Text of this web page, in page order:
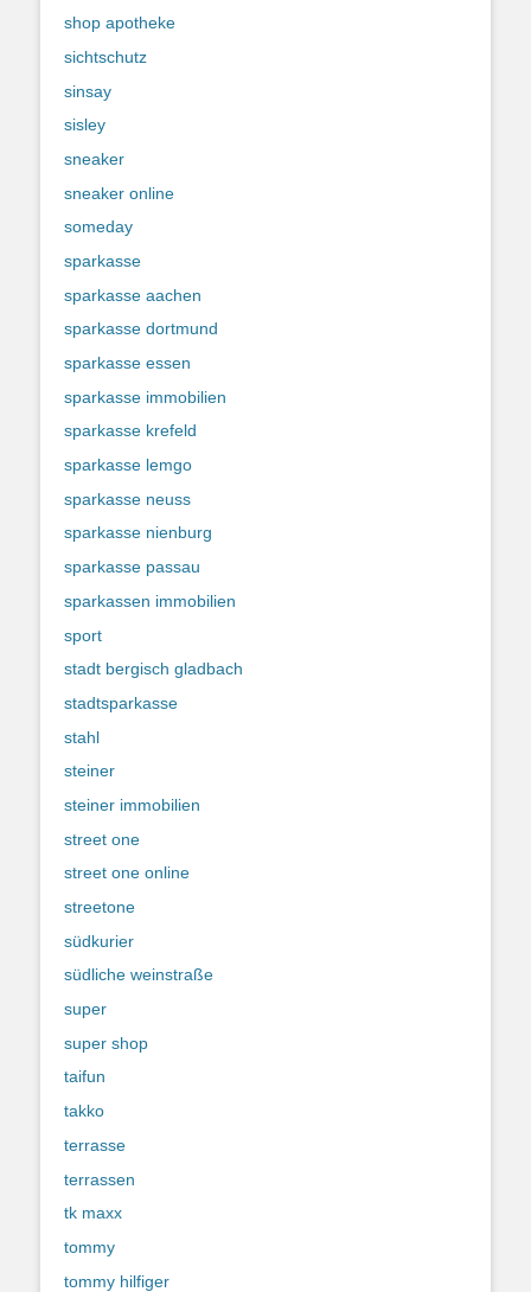
shop apotheke
sichtschutz
sinsay
sisley
sneaker
sneaker online
someday
sparkasse
sparkasse aachen
sparkasse dortmund
sparkasse essen
sparkasse immobilien
sparkasse krefeld
sparkasse lemgo
sparkasse neuss
sparkasse nienburg
sparkasse passau
sparkassen immobilien
sport
stadt bergisch gladbach
stadtsparkasse
stahl
steiner
steiner immobilien
street one
street one online
streetone
südkurier
südliche weinstraße
super
super shop
taifun
takko
terrasse
terrassen
tk maxx
tommy
tommy hilfiger